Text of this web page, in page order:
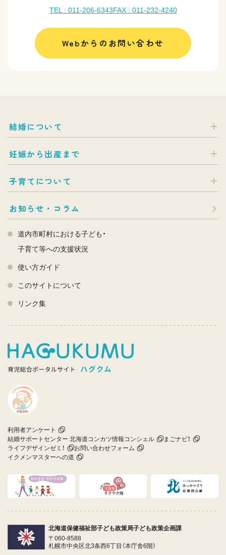
TEL : 011-206-6343FAX : 011-232-4240
Webからのお問い合わせ
結婚について
妊娠から出産まで
子育てについて
お知らせ・コラム
道内市町村における子ども・
子育て等への支援状況
使い方ガイド
このサイトについて
リンク集
利用者アンケート
結婚サポートセンター 北海道コンカツ情報コンシェル
まごナビ！
ライフデザインゼミ！
お問い合わせフォーム
イクメンマスターへの道
北海道保健福祉部子ども政策局子ども政策企画課
〒060-8588
札幌市中央区北3条西6丁目（本庁舎6階）